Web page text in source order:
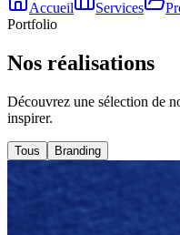
Accueil Services
Portfolio
Nos réalisations
Découvrez une sélection de
inspirer.
Tous Branding